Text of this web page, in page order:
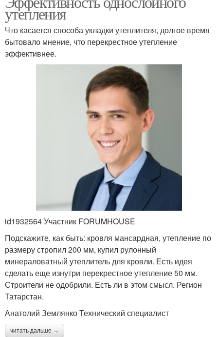
утепления
Что касается способа укладки утеплителя, долгое время
бытовало мнение, что перекрестное утепление
эффективнее.
id1932564 Участник FORUMHOUSE
Подскажите, как быть: кровля мансардная, утепление по
размеру стропил 200 мм, купил рулонный
минераловатный утеплитель для кровли. Есть идея
сделать еще изнутри перекрестное утепление 50 мм.
Строители не одобрили. Есть ли в этом смысл. Регион
Татарстан.
Анатолий Землянко Технический специалист
читать дальше →